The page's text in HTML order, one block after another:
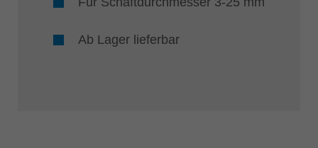
Ab Lager lieferbar